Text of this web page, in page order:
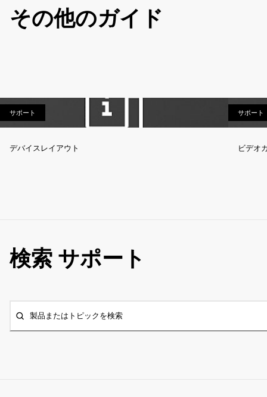
その他のガイド
サポート
デバイスレイアウト
サポート
ビデオ
検索 サポート
製品またはトピックを検索